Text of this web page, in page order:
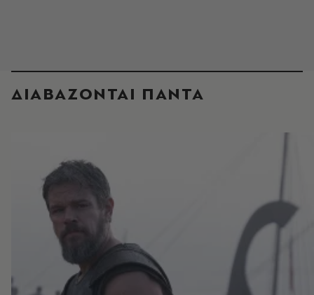
ΔΙΑΒΑΖΟΝΤΑΙ ΠΑΝΤΑ